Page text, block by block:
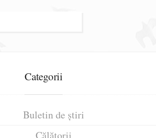
Categorii
Buletin de știri
Călătorii